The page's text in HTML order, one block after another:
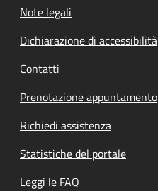
Note legali
Dichiarazione di accessibilità
Contatti
Prenotazione appuntamento
Richiedi assistenza
Statistiche del portale
Leggi le FAQ